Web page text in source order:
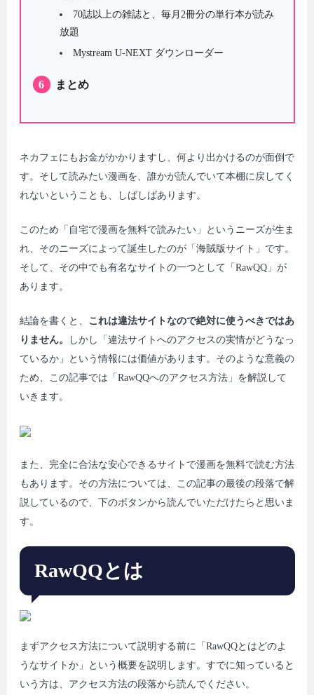
70誌以上の雑誌と、毎月2冊分の単行本が読み
放題
Mystream U-NEXT ダウンローダー
6 まとめ
ネカフェにもお金がかかりますし、何より出かけるのが面倒で
す。そして読みたい漫画を、誰かが読んでいて本棚に戻してく
れないということも、しばしばあります。
このため「自宅で漫画を無料で読みたい」というニーズが生ま
れ、そのニーズによって誕生したのが「海賊版サイト」です。
そして、その中でも有名なサイトの一つとして「RawQQ」が
あります。
結論を書くと、 これは違法サイトなので絶対に使うべきではあ
りません。
しかし「違法サイトへのアクセスの実情がどうなっ
ているか」という情報には価値があります。そのような意義の
ため、この記事では「RawQQへのアクセス方法」を解説して
いきます。
また、完全に合法な安心できるサイトで漫画を無料で読む方法
もあります。その方法については、この記事の最後の段落で解
説しているので、下のボタンから読んでいただけたらと思いま
す。
RawQQとは
まずアクセス方法について説明する前に「RawQQとはどのよ
うなサイトか」という概要を説明します。すでに知っていると
いう方は、アクセス方法の段落から読んでください。